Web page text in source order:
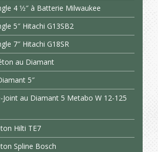
4 1⁄2″ à Batterie Milwaukee
5″ Hitachi G13SB2
7″ Hitachi G18SR
au Diamant
5″
Joint au Diamant 5 Metabo W 12-125
Hilti TE7
Spline Bosch